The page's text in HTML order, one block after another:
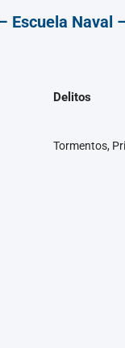
Escuela Naval
Delitos
Tormentos,